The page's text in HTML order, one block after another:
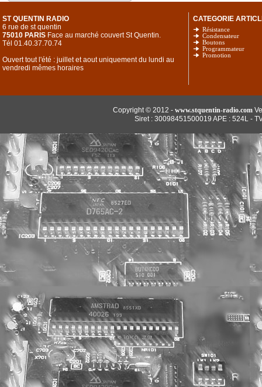
ST QUENTIN RADIO
6 rue de st quentin
75010 PARIS Face au marché couvert St Quentin.
Tél 01.40.37.70.74
Ouvert tout l'été : juillet et aout uniquement du lundi au
vendredi mêmes horaires
CATEGORIE
Résistance
Condensateur
Boutons
Programmateur
Promotion
Copyright © 2012 - www.stquentin-radio.com
Siret : 30098451500019 APE : 524L -